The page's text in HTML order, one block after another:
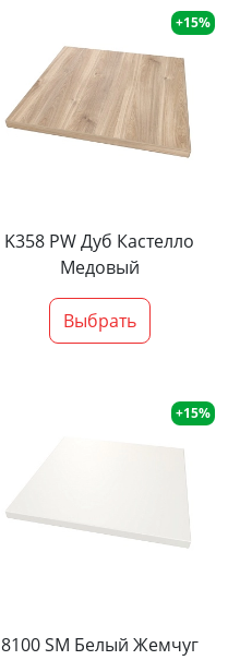
+15%
K358 PW Дуб Кастелло
Медовый
Выбрать
+15%
8100 SM Белый Жемчуг